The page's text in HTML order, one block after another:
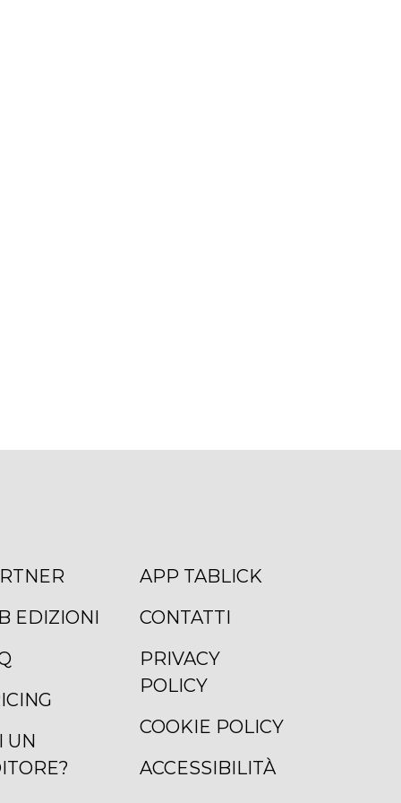
APP TABLICK
CONTATTI
PRIVACY
POLICY
COOKIE POLICY
ACCESSIBILITÀ
EDIZIONI
UN